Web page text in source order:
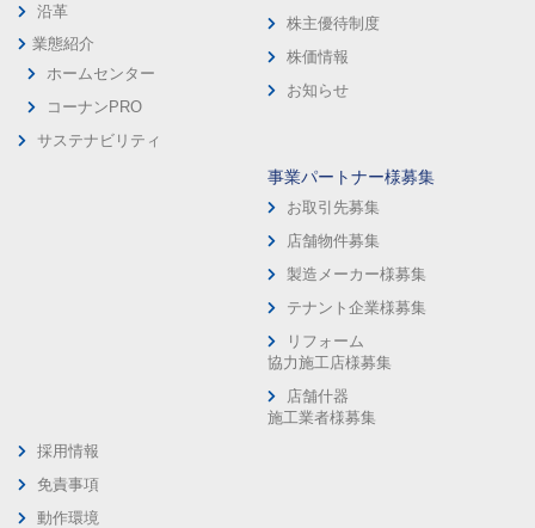
沿革
業態紹介
ホームセンター
コーナンPRO
サステナビリティ
株主優待制度
株価情報
お知らせ
事業パートナー様募集
お取引先募集
店舗物件募集
製造メーカー様募集
テナント企業様募集
リフォーム
協力施工店様募集
店舗什器
施工業者様募集
採用情報
免責事項
動作環境